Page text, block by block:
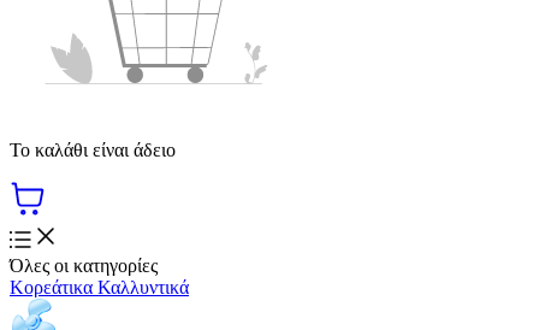
Το καλάθι είναι άδειο
Όλες οι κατηγορίες
Κορεάτικα Καλλυντικά